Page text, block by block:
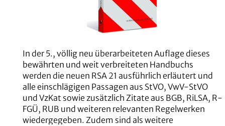
In der 5., völlig neu überarbeiteten Auflage dieses
bewährten und weit verbreiteten Handbuchs
werden die neuen RSA 21 ausführlich erläutert und
alle einschlägigen Passagen aus StVO, VwV-StVO
und VzKat sowie zusätzlich Zitate aus BGB, RiLSA, R-
FGÜ, RUB und weiteren relevanten Regelwerken
wiedergegeben. Zudem sind als weitere